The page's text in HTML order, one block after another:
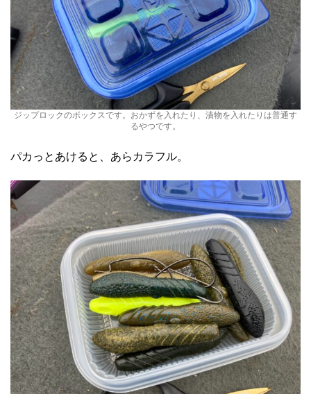
ジップロックのボックスです。おかずを入れたり、漬物を入れたりは普通す
るやつです。
パカっとあけると、あらカラフル。